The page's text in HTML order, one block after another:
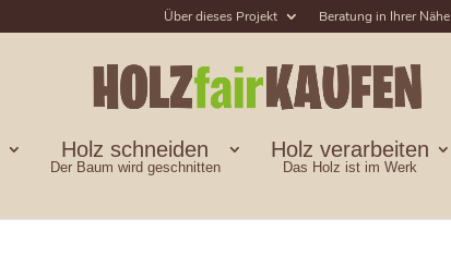
Über dieses Projekt Beratung in Ihrer Nähe
Holz schneiden
Der Baum wird geschnitten
Holz verarbeiten
Das Holz ist im Werk